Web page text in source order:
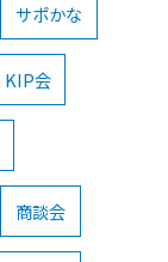
サポかな
KIP会
商談会